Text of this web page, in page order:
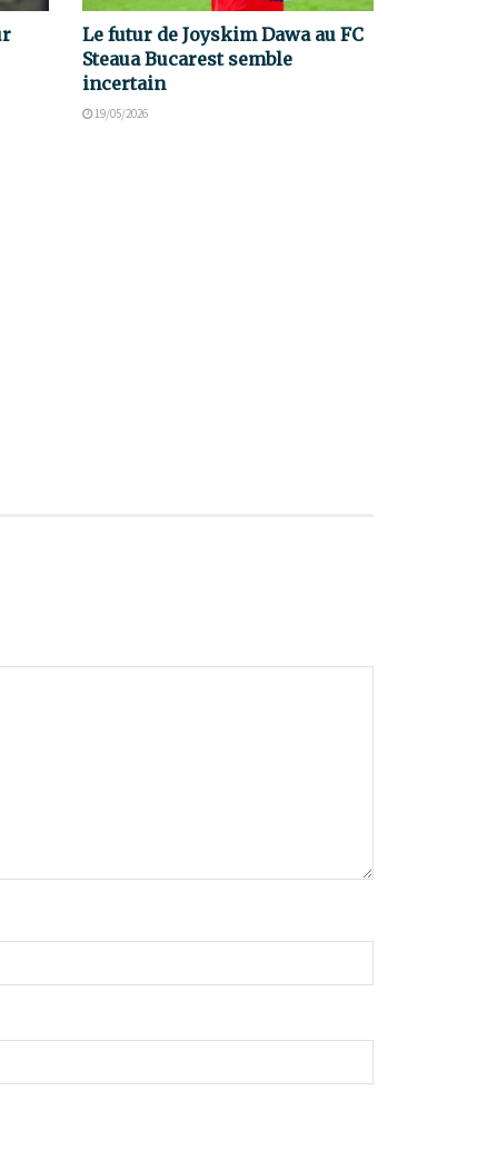
Le futur de Joyskim Dawa au FC
Steaua Bucarest semble
incertain
19/05/2026